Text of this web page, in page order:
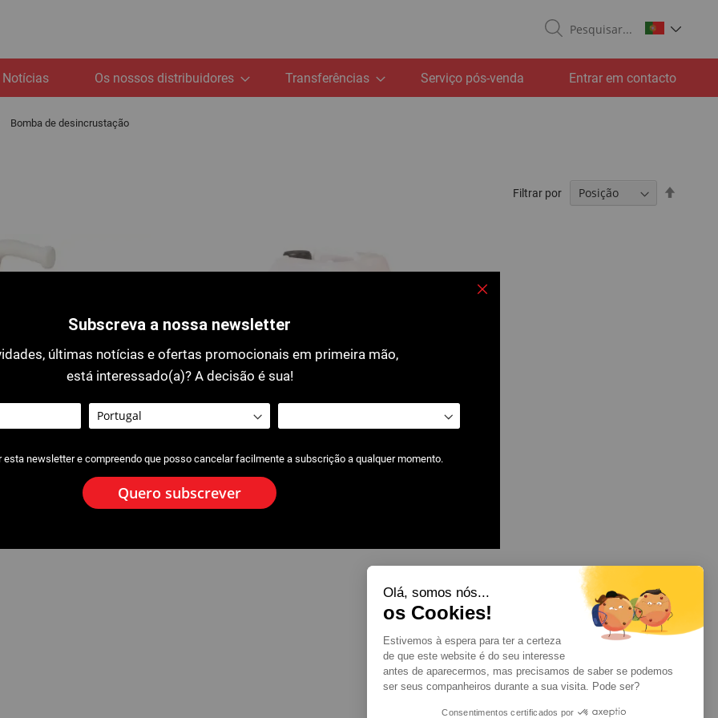
Notícias Os nossos distribuidores Transferências Serviço pós-venda Entrar em contacto
Bomba de desincrustação
Filtrar por
por página
Subscreva a nossa newsletter
últimas notícias e ofertas promocionais em primeira mão,
está interessado(a)? A decisão é sua!
esta newsletter e compreendo que posso cancelar facilmente a subscrição a qualquer momento.
Quero subscrever
Olá, somos nós...
os Cookies!
Estivemos à espera para ter a certeza
de que este website é do seu interesse
antes de aparecermos, mas precisamos de saber se podemos
ser seus companheiros durante a sua visita. Pode ser?
Consentimentos certificados por